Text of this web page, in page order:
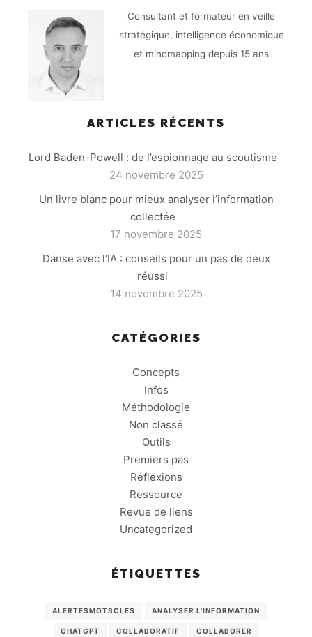
Consultant et formateur en veille
stratégique, intelligence économique
et mindmapping depuis 15 ans
ARTICLES RÉCENTS
Lord Baden-Powell : de l’espionnage au scoutisme
24 novembre 2025
Un livre blanc pour mieux analyser l’information
collectée
17 novembre 2025
Danse avec l’IA : conseils pour un pas de deux
réussi
14 novembre 2025
CATÉGORIES
Concepts
Infos
Méthodologie
Non classé
Outils
Premiers pas
Réflexions
Ressource
Revue de liens
Uncategorized
ÉTIQUETTES
ALERTESMOTSCLES ANALYSER L'INFORMATION
CHATGPT COLLABORATIF COLLABORER